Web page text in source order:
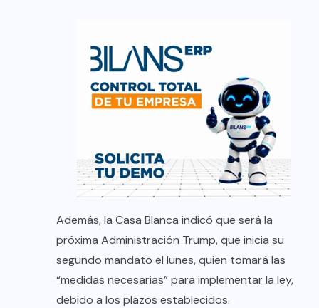
Además, la Casa Blanca indicó que será la
próxima Administración Trump, que inicia su
segundo mandato el lunes, quien tomará las
“medidas necesarias” para implementar la ley,
debido a los plazos establecidos.